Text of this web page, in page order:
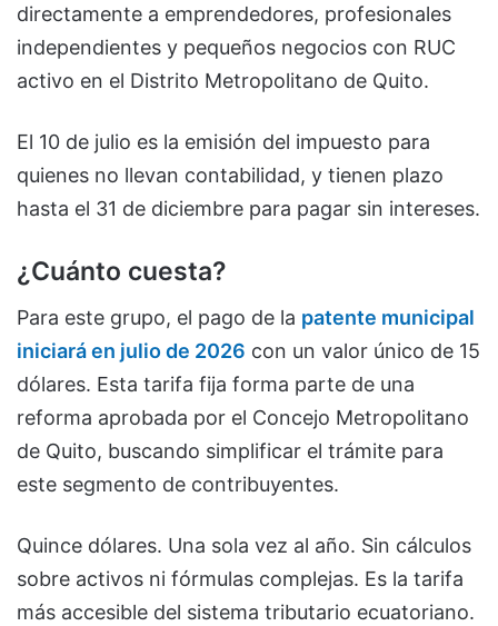
directamente a emprendedores, profesionales
independientes y pequeños negocios con RUC
activo en el Distrito Metropolitano de Quito.
El 10 de julio es la emisión del impuesto para
quienes no llevan contabilidad, y tienen plazo
hasta el 31 de diciembre para pagar sin intereses.
¿Cuánto cuesta?
Para este grupo, el pago de la patente municipal
iniciará en julio de 2026 con un valor único de 15
dólares. Esta tarifa fija forma parte de una
reforma aprobada por el Concejo Metropolitano
de Quito, buscando simplificar el trámite para
este segmento de contribuyentes.
Quince dólares. Una sola vez al año. Sin cálculos
sobre activos ni fórmulas complejas. Es la tarifa
más accesible del sistema tributario ecuatoriano.